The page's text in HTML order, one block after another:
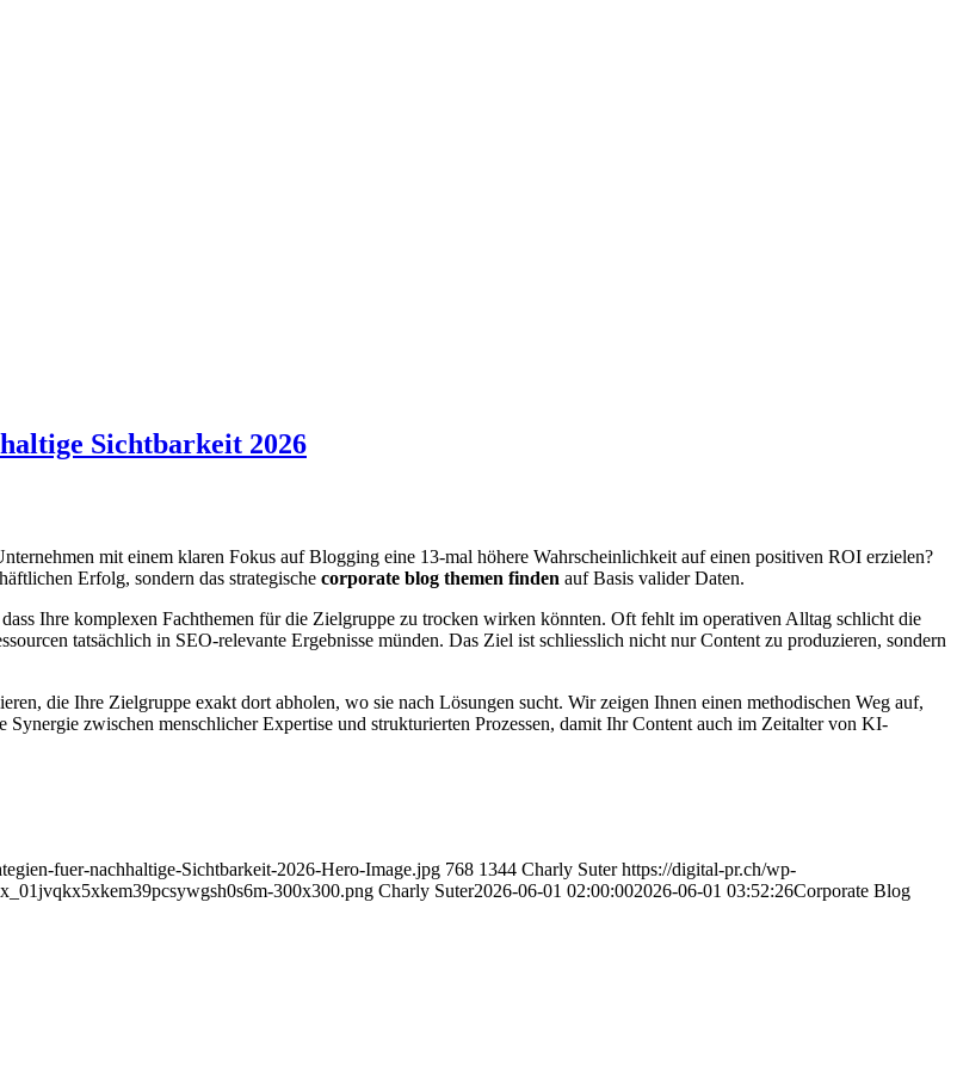
Sichtbarkeit 2026
mit einem klaren Fokus auf Blogging eine 13-mal höhere Wahrscheinlichkeit auf einen positiven ROI erzielen?
Erfolg, sondern das strategische corporate blog themen finden auf Basis valider Daten.
Ihre komplexen Fachthemen für die Zielgruppe zu trocken wirken könnten. Oft fehlt im operativen Alltag schlicht die
tatsächlich in SEO-relevante Ergebnisse münden. Das Ziel ist schliesslich nicht nur Content zu produzieren, sondern
die Ihre Zielgruppe exakt dort abholen, wo sie nach Lösungen sucht. Wir zeigen Ihnen einen methodischen Weg auf,
zwischen menschlicher Expertise und strukturierten Prozessen, damit Ihr Content auch im Zeitalter von KI-
fuer-nachhaltige-Sichtbarkeit-2026-Hero-Image.jpg 768 1344 Charly Suter https://digital-pr.ch/wp-
300x300.png Charly Suter2026-06-01 02:00:002026-06-01 03:52:26Corporate Blog